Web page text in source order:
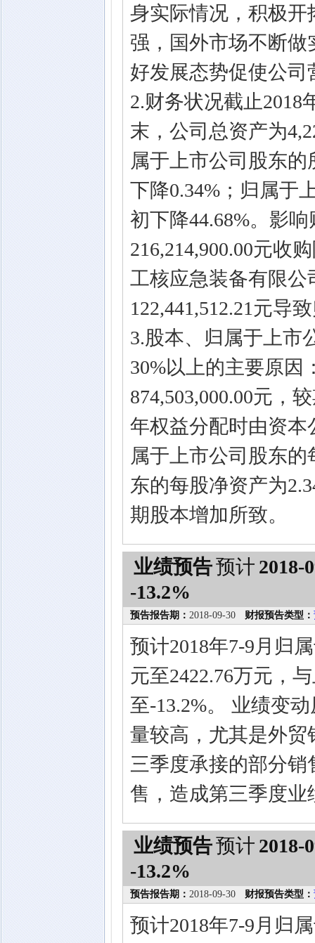
身实际情况，积极
强，国外市场不断
好发展态势促使公
2.财务状况截止2018
末，公司总资产为
属于上市公司股东的
下降0.34%；归属于
初下降44.68%。影
216,214,900.00元收
工核应急装备有限公
122,441,512.21元导
3.股本、归属于上市
30%以上的主要原因
874,503,000.00元，
年权益分配时由资本
属于上市公司股东
东的每股净资产为
期股本增加所致。
业绩预告预计 2018-
-13.2%
预告报告期： 2018-09-30 财报预告类型：
预计2018年7-9月归
元至2422.76万元，
至-13.2%。 业绩变
量较高，尤其是外贸
三季度承接的部分
售，造成第三季度业
业绩预告预计 2018-
-13.2%
预告报告期： 2018-09-30 财报预告类型：
预计2018年7-9月归